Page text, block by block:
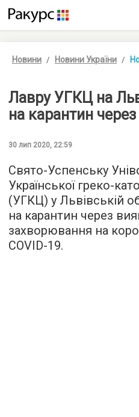
Новини Новини України
Лавру УГКЦ на
на карантин
30 лип 2020, 22:59
Свято-Успенську
Української греко-
(УГКЦ) у Львівській
на карантин через
захворювання на
COVID-19.